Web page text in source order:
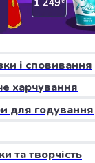
і сповивання
харчування
для годування
та творчість